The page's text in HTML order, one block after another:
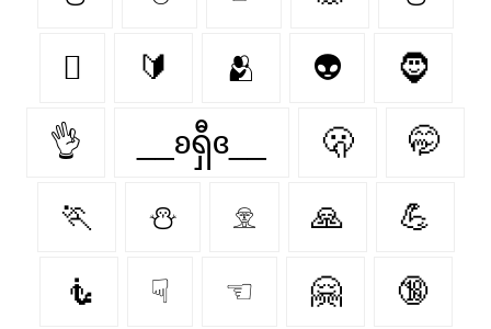
🫆 🔰 🫂 👽 🧔
👌 __ʚရှီɞ__ 🫢 🤭
🏃 ⛄ 𓁷 🙏 💪
🧜 ☟ ☜ 🤗 🔞